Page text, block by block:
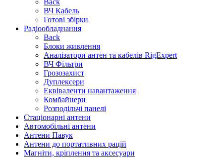
Back
ВЧ Кабель
Готові збірки
Радіообладнання
Back
Блоки живлення
Аналізатори антен та кабелів RigExpert
ВЧ Фільтри
Грозозахист
Дуплексери
Еквіваленти навантаження
Комбайнери
Розподільчі панелі
Стаціонарні антени
Автомобільні антени
Антени Павук
Антени до портативних рацій
Магніти, кріплення та аксесуари